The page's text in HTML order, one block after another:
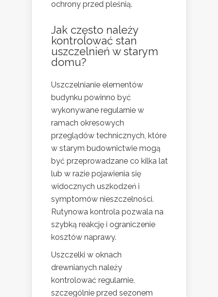
ochrony przed pleśnią.
Jak często należy
kontrolować stan
uszczelnień w starym
domu?
Uszczelnianie elementów
budynku powinno być
wykonywane regularnie w
ramach okresowych
przeglądów technicznych, które
w starym budownictwie mogą
być przeprowadzane co kilka lat
lub w razie pojawienia się
widocznych uszkodzeń i
symptomów nieszczelności.
Rutynowa kontrola pozwala na
szybką reakcję i ograniczenie
kosztów naprawy.
Uszczelki w oknach
drewnianych należy
kontrolować regularnie,
szczególnie przed sezonem